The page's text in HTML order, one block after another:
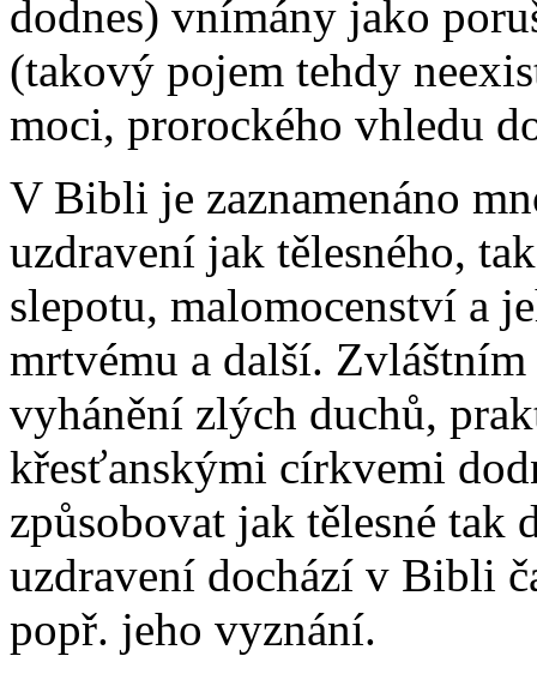
dodnes) vnímány jako
(takový pojem tehdy
moci, prorockého vhledu
V Bibli je zaznamenáno
uzdravení jak tělesného,
slepotu, malomocenství a
mrtvému a další.
vyhánění zlých duchů,
křesťanskými církvemi
způsobovat jak tělesné tak
uzdravení dochází v Bibli
popř. jeho vyznání.